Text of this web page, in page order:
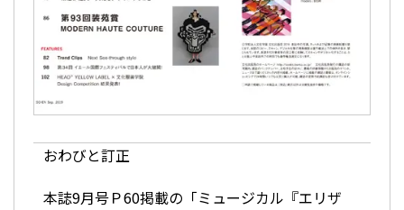
おわびと訂正
本誌9月号Ｐ60掲載の「ミュージカル『エリザ